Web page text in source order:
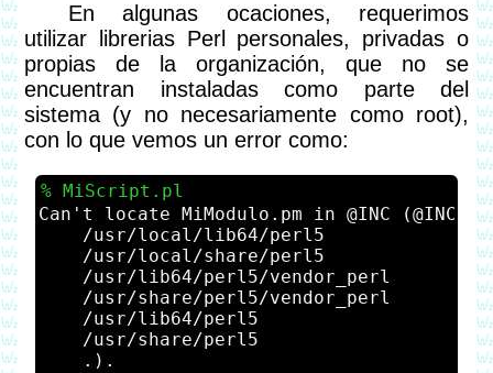
En algunas ocaciones, requerimos
utilizar librerias Perl personales, privadas o
propias de la organización, que no se
encuentran instaladas como parte del
sistema (y no necesariamente como root),
con lo que vemos un error como:
MiScript.pl
Can't locate MiModulo.pm in @INC (@INC
    /usr/local/lib64/perl5
    /usr/local/share/perl5
    /usr/lib64/perl5/vendor_perl
    /usr/share/perl5/vendor_perl
    /usr/lib64/perl5
    /usr/share/perl5
    .).